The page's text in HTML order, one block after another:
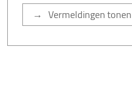
→ Vermeldingen tonen